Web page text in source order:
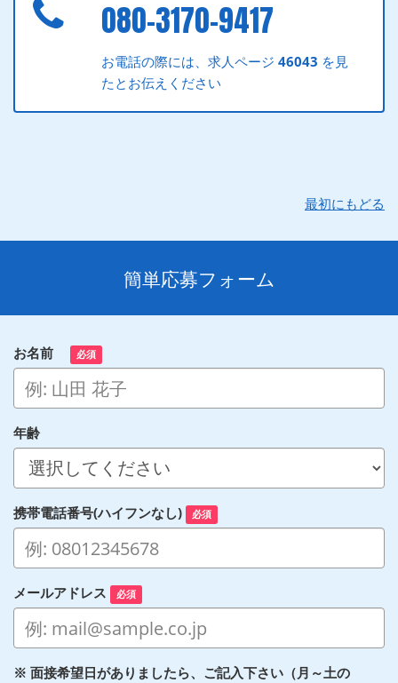
080-3170-9417
お電話の際には、求人ページ46043 を見
たとお伝えください
最初にもどる
簡単応募フォーム
お名前 必須
年齢
携帯電話番号(ハイフンなし) 必須
メールアドレス 必須
※ 面接希望日がありましたら、ご記入下さい（月～土の